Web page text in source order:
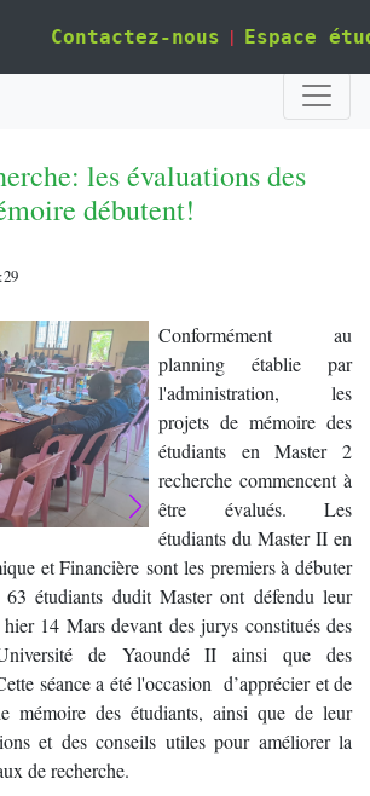
Contactez-nous | Espace
les évaluations des
débutent!
Conformément au
planning établie par
l'administration, les
projets de mémoire des
étudiants en Master 2
recherche commencent à
être évalués. Les
étudiants du Master II en
et Financière sont les premiers à débuter
étudiants dudit Master ont défendu leur
14 Mars devant des jurys constitués des
de Yaoundé II ainsi que des
séance a été l'occasion d’apprécier et de
mémoire des étudiants, ainsi que de leur
et des conseils utiles pour améliorer la
de recherche.